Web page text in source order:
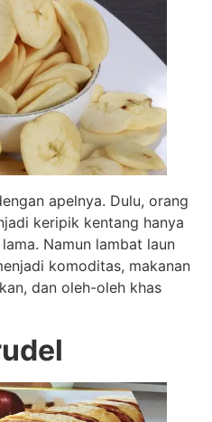
apelnya. Dulu, orang
keripik kentang hanya
Namun lambat laun
komoditas, makanan
dan oleh-oleh khas